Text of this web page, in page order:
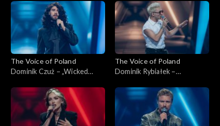
Poland”, Nokaut, 1 listopada
2025
Nokaut, 1 listopada 2025
The Voice of Poland
Dominik Czuż – „Wicked
Nokaut, 1 listopada 2025
The Voice of Poland
Dominik Rybiałek –
Poland”, Nokaut, 1 listopada
2025